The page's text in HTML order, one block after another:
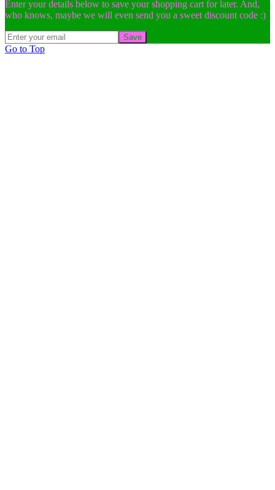
Enter your details below to save your shopping cart for later. And,
who knows, maybe we will even send you a sweet discount code :)
Save
Go to Top